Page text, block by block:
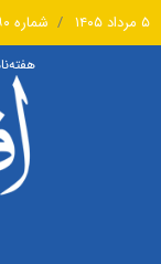
۵ مرداد ۱۴۰۵ شماره ۸۹۰